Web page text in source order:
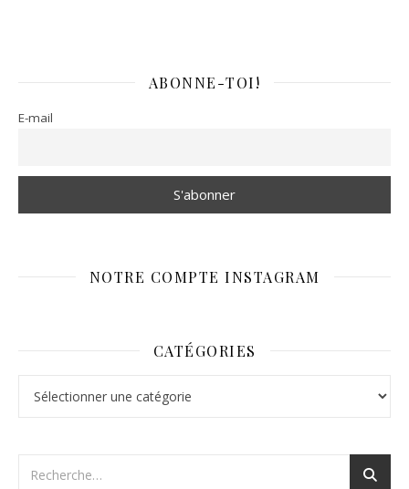
ABONNE-TOI!
E-mail
NOTRE COMPTE INSTAGRAM
CATÉGORIES